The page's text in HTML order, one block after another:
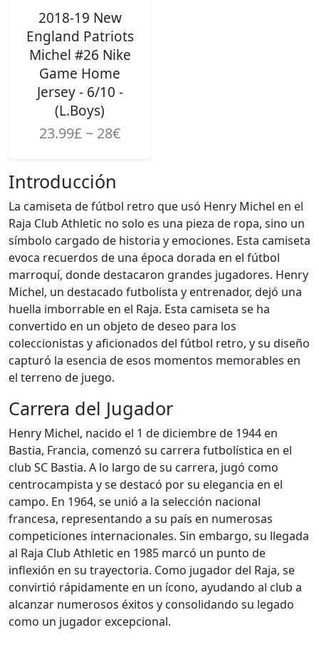
2018-19 New
England Patriots
Michel #26 Nike
Game Home
Jersey - 6/10 -
(L.Boys)
23.99£ ~ 28€
Introducción
La camiseta de fútbol retro que usó Henry Michel en el
Raja Club Athletic no solo es una pieza de ropa, sino un
símbolo cargado de historia y emociones. Esta camiseta
evoca recuerdos de una época dorada en el fútbol
marroquí, donde destacaron grandes jugadores. Henry
Michel, un destacado futbolista y entrenador, dejó una
huella imborrable en el Raja. Esta camiseta se ha
convertido en un objeto de deseo para los
coleccionistas y aficionados del fútbol retro, y su diseño
capturó la esencia de esos momentos memorables en
el terreno de juego.
Carrera del Jugador
Henry Michel, nacido el 1 de diciembre de 1944 en
Bastia, Francia, comenzó su carrera futbolística en el
club SC Bastia. A lo largo de su carrera, jugó como
centrocampista y se destacó por su elegancia en el
campo. En 1964, se unió a la selección nacional
francesa, representando a su país en numerosas
competiciones internacionales. Sin embargo, su llegada
al Raja Club Athletic en 1985 marcó un punto de
inflexión en su trayectoria. Como jugador del Raja, se
convirtió rápidamente en un ícono, ayudando al club a
alcanzar numerosos éxitos y consolidando su legado
como un jugador excepcional.